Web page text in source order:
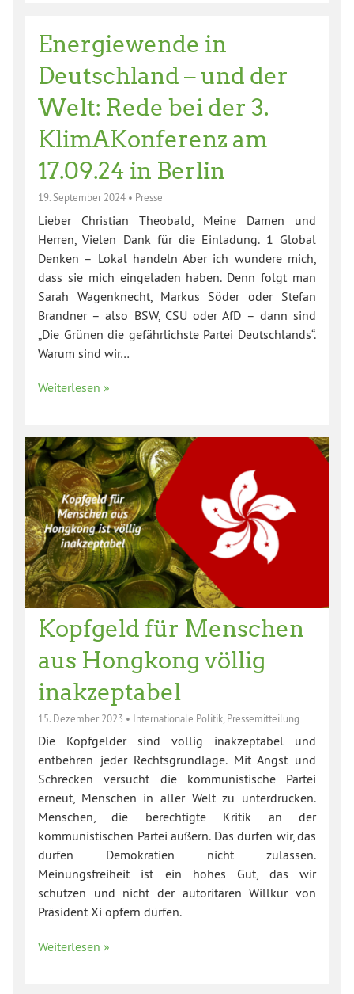
Energiewende in
Deutschland – und der
Welt: Rede bei der 3.
KlimAKonferenz am
17.09.24 in Berlin
19. September 2024 • Presse
Lieber Christian Theobald, Meine Damen und
Herren, Vielen Dank für die Einladung. 1 Global
Denken – Lokal handeln Aber ich wundere mich,
dass sie mich eingeladen haben. Denn folgt man
Sarah Wagenknecht, Markus Söder oder Stefan
Brandner – also BSW, CSU oder AfD – dann sind
„Die Grünen die gefährlichste Partei Deutschlands“.
Warum sind wir…
Weiterlesen »
Kopfgeld für Menschen
aus Hongkong völlig
inakzeptabel
15. Dezember 2023 • Internationale Politik Pressemitteilung
Die Kopfgelder sind völlig inakzeptabel und
entbehren jeder Rechtsgrundlage. Mit Angst und
Schrecken versucht die kommunistische Partei
erneut, Menschen in aller Welt zu unterdrücken.
Menschen, die berechtigte Kritik an der
kommunistischen Partei äußern. Das dürfen wir, das
dürfen Demokratien nicht zulassen.
Meinungsfreiheit ist ein hohes Gut, das wir
schützen und nicht der autoritären Willkür von
Präsident Xi opfern dürfen.
Weiterlesen »